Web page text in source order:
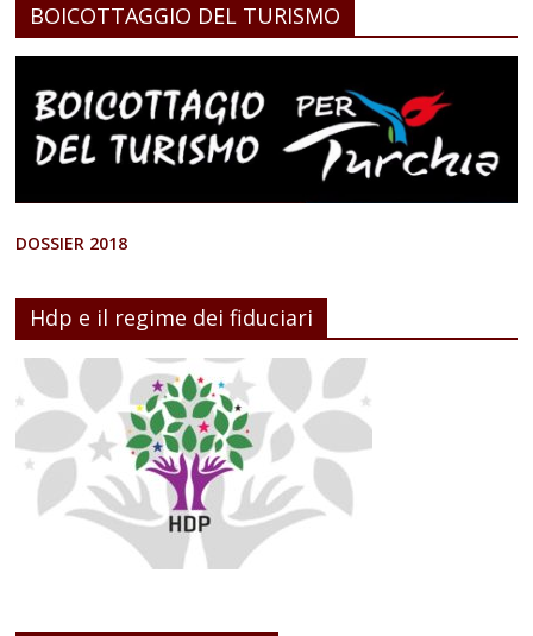
BOICOTTAGGIO DEL TURISMO
DOSSIER 2018
Hdp e il regime dei fiduciari